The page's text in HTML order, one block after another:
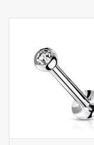
Gold, Roségold &